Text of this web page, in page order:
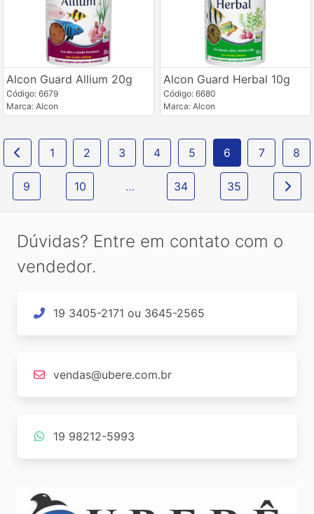
Alcon Guard Allium 20g
Código: 6679
Marca: Alcon
Alcon Guard Herbal 10g
Código: 6680
Marca: Alcon
1 2 3 4 5 6 7 8
9 10 … 34 35
Dúvidas? Entre em contato com o
vendedor.
19 3405-2171 ou 3645-2565
vendas@ubere.com.br
19 98212-5993